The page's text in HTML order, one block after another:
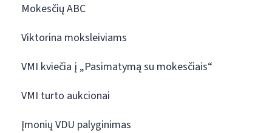
Mokesčių ABC
Viktorina moksleiviams
VMI kviečia į „Pasimatymą su mokesčiais“
VMI turto aukcionai
Įmonių VDU palyginimas